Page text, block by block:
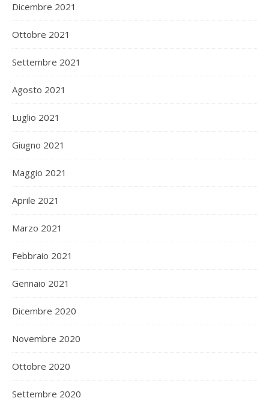
Dicembre 2021
Ottobre 2021
Settembre 2021
Agosto 2021
Luglio 2021
Giugno 2021
Maggio 2021
Aprile 2021
Marzo 2021
Febbraio 2021
Gennaio 2021
Dicembre 2020
Novembre 2020
Ottobre 2020
Settembre 2020